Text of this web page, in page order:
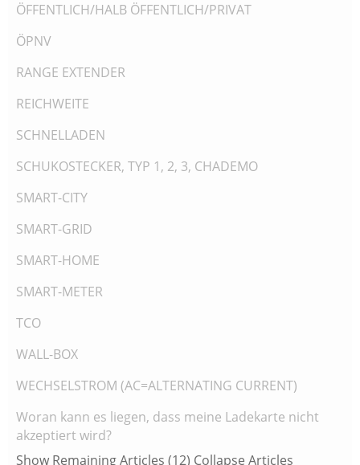
ÖFFENTLICH/HALB ÖFFENTLICH/PRIVAT
ÖPNV
RANGE EXTENDER
REICHWEITE
SCHNELLADEN
SCHUKOSTECKER, TYP 1, 2, 3, CHADEMO
SMART-CITY
SMART-GRID
SMART-HOME
SMART-METER
TCO
WALL-BOX
WECHSELSTROM (AC=ALTERNATING CURRENT)
Woran kann es liegen, dass meine Ladekarte nicht
akzeptiert wird?
Show Remaining Articles (12) Collapse Articles